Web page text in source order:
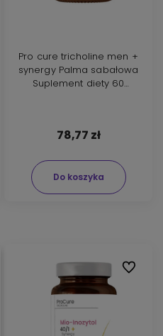
Pro cure tricholine men +
synergy Palma sabałowa
Suplement diety 60
78,77 zł
Do koszyka
Do